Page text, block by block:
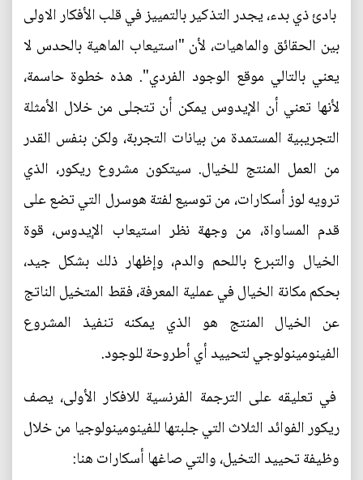
بادئ ذي بدء، يجدر التذكير بالتمييز في قلب الأفكار الاولى
بين الحقائق والماهيات، لأن "استيعاب الماهية بالحدس لا
يعني بالتالي موقع الوجود الفردي". هذه خطوة حاسمة،
لأنها تعني أن الإيدوس يمكن أن تتجلى من خلال الأمثلة
التجريبية المستمدة من بيانات التجربة، ولكن بنفس القدر
من العمل المنتج للخيال. سيتكون مشروع ريكور، الذي
ترويه لوز أسكارات، من توسيع لفتة هوسرل التي تضع على
قدم المساواة، من وجهة نظر استيعاب الإيدوس، قوة
الخيال والتبرع باللحم والدم، وإظهار ذلك بشكل جيد،
بحكم مكانة الخيال في عملية المعرفة، فقط المتخيل الناتج
عن الخيال المنتج هو الذي يمكنه تنفيذ المشروع
الفينومينولوجي لتحييد أي أطروحة للوجود.
في تعليقه على الترجمة الفرنسية للافكار الأولى، يصف
ريكور الفوائد الثلاث التي جلبتها للفينومينولوجيا من خلال
وظيفة تحييد التخيل، والتي صاغها أسكارات هنا: